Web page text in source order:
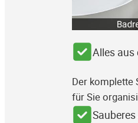
Alles aus
Der komplette
für Sie